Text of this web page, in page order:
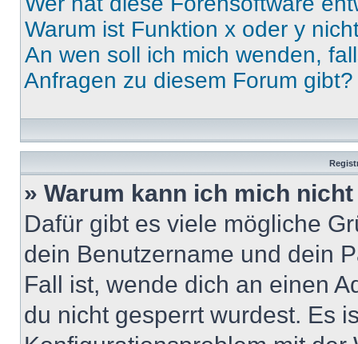
Warum ist Funktion x oder y
An wen soll ich mich wenden,
Anfragen zu diesem Forum gibt?
» Warum kann ich mich
Dafür gibt es viele mögliche
dein Benutzername und dein
Fall ist, wende dich an einen
du nicht gesperrt wurdest. Es